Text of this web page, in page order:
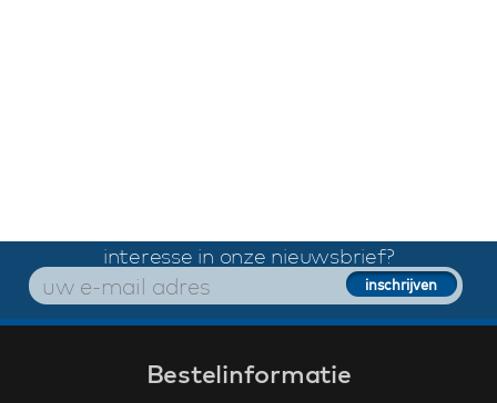
interesse in onze nieuwsbrief?
Bestelinformatie